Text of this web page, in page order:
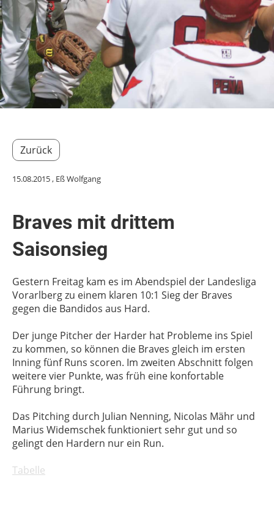
Zurück
15.08.2015, Eß Wolfgang
Braves mit drittem
Saisonsieg
Gestern Freitag kam es im Abendspiel der Landesliga
Vorarlberg zu einem klaren 10:1 Sieg der Braves
gegen die Bandidos aus Hard.
Der junge Pitcher der Harder hat Probleme ins Spiel
zu kommen, so können die Braves gleich im ersten
Inning fünf Runs scoren. Im zweiten Abschnitt folgen
weitere vier Punkte, was früh eine konfortable
Führung bringt.
Das Pitching durch Julian Nenning, Nicolas Mähr und
Marius Widemschek funktioniert sehr gut und so
gelingt den Hardern nur ein Run.
Tabelle